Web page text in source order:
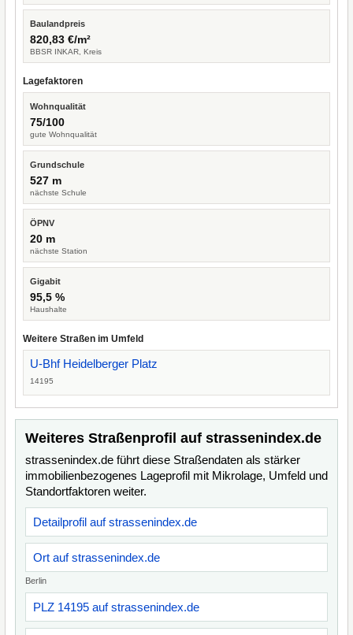
Baulandpreis
820,83 €/m²
BBSR INKAR, Kreis
Lagefaktoren
Wohnqualität
75/100
gute Wohnqualität
Grundschule
527 m
nächste Schule
ÖPNV
20 m
nächste Station
Gigabit
95,5 %
Haushalte
Weitere Straßen im Umfeld
U-Bhf Heidelberger Platz
14195
Weiteres Straßenprofil auf strassenindex.de
strassenindex.de führt diese Straßendaten als stärker
immobilienbezogenes Lageprofil mit Mikrolage, Umfeld und
Standortfaktoren weiter.
Detailprofil auf strassenindex.de
Ort auf strassenindex.de
Berlin
PLZ 14195 auf strassenindex.de